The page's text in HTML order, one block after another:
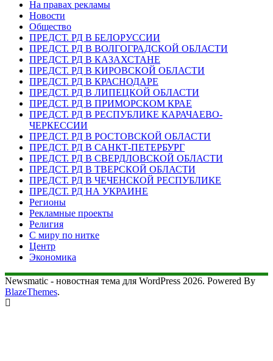
На правах рекламы
Новости
Общество
ПРЕДСТ. РД В БЕЛОРУССИИ
ПРЕДСТ. РД В ВОЛГОГРАДСКОЙ ОБЛАСТИ
ПРЕДСТ. РД В КАЗАХСТАНЕ
ПРЕДСТ. РД В КИРОВСКОЙ ОБЛАСТИ
ПРЕДСТ. РД В КРАСНОДАРЕ
ПРЕДСТ. РД В ЛИПЕЦКОЙ ОБЛАСТИ
ПРЕДСТ. РД В ПРИМОРСКОМ КРАЕ
ПРЕДСТ. РД В РЕСПУБЛИКЕ КАРАЧАЕВО-
ЧЕРКЕССИИ
ПРЕДСТ. РД В РОСТОВСКОЙ ОБЛАСТИ
ПРЕДСТ. РД В САНКТ-ПЕТЕРБУРГ
ПРЕДСТ. РД В СВЕРДЛОВСКОЙ ОБЛАСТИ
ПРЕДСТ. РД В ТВЕРСКОЙ ОБЛАСТИ
ПРЕДСТ. РД В ЧЕЧЕНСКОЙ РЕСПУБЛИКЕ
ПРЕДСТ. РД НА УКРАИНЕ
Регионы
Рекламные проекты
Религия
С миру по нитке
Центр
Экономика
Newsmatic - новостная тема для WordPress 2026. Powered By
BlazeThemes.